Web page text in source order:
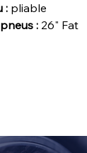
:pliable
:26" Fat